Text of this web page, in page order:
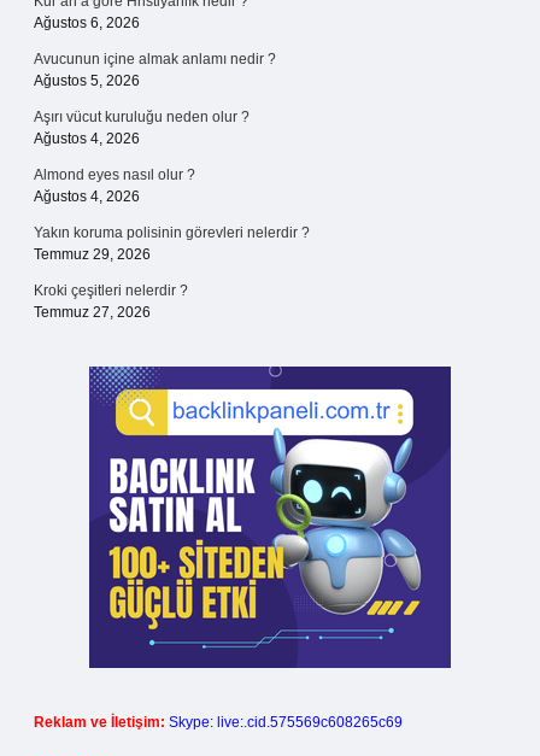
Ağustos 6, 2026
Avucunun içine almak anlamı nedir ?
Ağustos 5, 2026
Aşırı vücut kuruluğu neden olur ?
Ağustos 4, 2026
Almond eyes nasıl olur ?
Ağustos 4, 2026
Yakın koruma polisinin görevleri nelerdir ?
Temmuz 29, 2026
Kroki çeşitleri nelerdir ?
Temmuz 27, 2026
Reklam ve İletişim: Skype: live:.cid.575569c608265c69